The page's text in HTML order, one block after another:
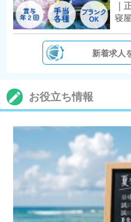
｜
寝
新着求人
お役立ち情報